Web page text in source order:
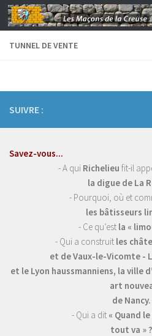
Skip to content
TUNNEL DE VENTE
SUIVRE :
Savez-vous...
- A qui Richelieu fit-il
la digue de La
- Pourquoi, où et
les bâtisseurs
- Ce qu’est la «
- Qui a construitles
et de Vaux-le-Vicomte -
et le Lyon haussmanniens, la ville
art
de
- Qui a dit« Quand
tout va » ?